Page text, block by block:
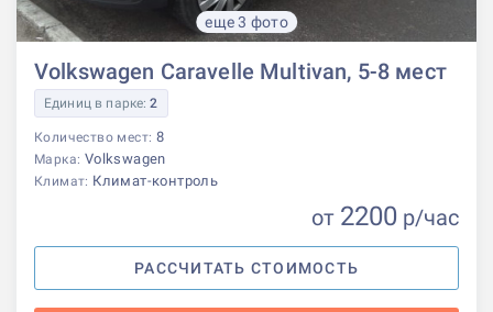
еще 3 фото
Volkswagen Caravelle Multivan, 5-8 мест
Единиц в парке:2
Количество мест: 8
Марка: Volkswagen
Климат: Климат-контроль
от 2200 р/час
РАССЧИТАТЬ СТОИМОСТЬ